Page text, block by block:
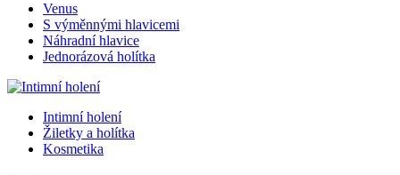
Venus
S výměnnými hlavicemi
Náhradní hlavice
Jednorázová holítka
Intimní holení
Žiletky a holítka
Kosmetika